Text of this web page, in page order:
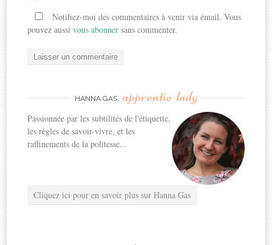
Notifiez-moi des commentaires à venir via émail. Vous
pouvez aussivous abonner sans commenter.
HANNA GAS, apprentie-lady
Passionnée par les subtilités de l'étiquette,
les règles de savoir-vivre, et les
raffinements de la politesse...
Cliquez ici pour en savoir plus sur Hanna Gas